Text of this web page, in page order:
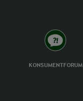
KONSUMENTFORUM